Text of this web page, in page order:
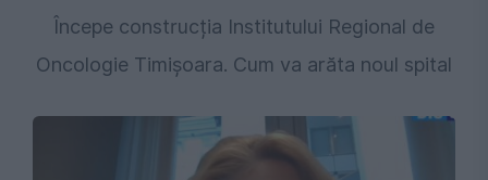
Începe construcția Institutului Regional de
Oncologie Timișoara. Cum va arăta noul spital